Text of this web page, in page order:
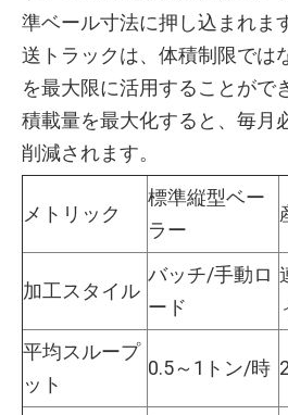
準ベール寸法に押し込まれま
送トラックは、体積制限では
を最大限に活用することがで
積載量を最大化すると、毎月
削減されます。
メトリック
標準縦型ベー
ラー
加工スタイル
バッチ/手動ロ
ード
平均スループ
ット
0.5～1トン/時